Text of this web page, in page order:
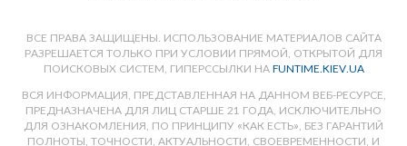
ВСЕ ПРАВА ЗАЩИЩЕНЫ. ИСПОЛЬЗОВАНИЕ МАТЕРИАЛОВ САЙТА
РАЗРЕШАЕТСЯ ТОЛЬКО ПРИ УСЛОВИИ ПРЯМОЙ, ОТКРЫТОЙ ДЛЯ
ПОИСКОВЫХ СИСТЕМ, ГИПЕРССЫЛКИ НА FUNTIME.KIEV.UA
ВСЯ ИНФОРМАЦИЯ, ПРЕДСТАВЛЕННАЯ НА ДАННОМ ВЕБ-РЕСУРСЕ,
ПРЕДНАЗНАЧЕНА ДЛЯ ЛИЦ СТАРШЕ 21 ГОДА, ИСКЛЮЧИТЕЛЬНО
ДЛЯ ОЗНАКОМЛЕНИЯ, ПО ПРИНЦИПУ «КАК ЕСТЬ», БЕЗ ГАРАНТИЙ
ПОЛНОТЫ, ТОЧНОСТИ, АКТУАЛЬНОСТИ, СВОЕВРЕМЕННОСТИ, И